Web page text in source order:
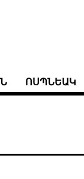
ՈՍՊՆԵԱԿ